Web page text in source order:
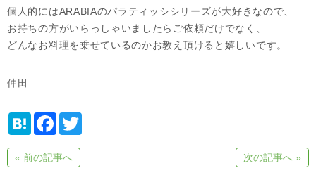
個人的にはARABIAのパラティッシシリーズが大好きなので、
お持ちの方がいらっしゃいましたらご依頼だけでなく、
どんなお料理を乗せているのかお教え頂けると嬉しいです。
仲田
H
e
n
F
e
b
« 前の記事へ 次の記事へ »